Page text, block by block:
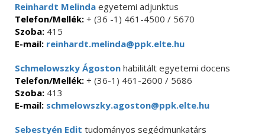
Reinhardt Melinda egyetemi adjunktus
Telefon/Mellék: + (36 -1) 461-4500 / 5670
Szoba: 415
E-mail: reinhardt.melinda@ppk.elte.hu
Schmelowszky Ágoston habilitált egyetemi docens
Telefon/Mellék: + (36-1) 461-2600 / 5686
Szoba: 413
E-mail: schmelowszky.agoston@ppk.elte.hu
Sebestyén Edit tudományos segédmunkatárs